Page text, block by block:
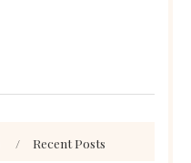
Recent Posts